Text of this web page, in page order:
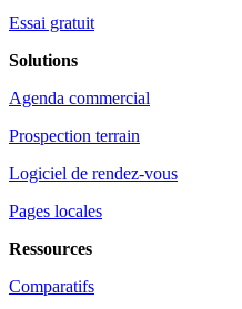
Essai gratuit
Solutions
Agenda commercial
Prospection terrain
Logiciel de rendez-vous
Pages locales
Ressources
Comparatifs